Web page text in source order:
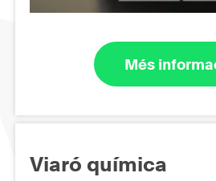
Més
Viaró química